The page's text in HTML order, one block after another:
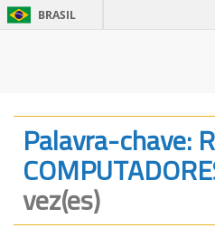
BRASIL
Palavra-chave:
vez(es)